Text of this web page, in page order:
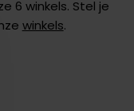
6 winkels. Stel je
winkels.